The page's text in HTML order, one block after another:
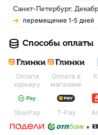
Санкт-Петербург,
Перемещение 1-5 дней
Способы оплаты
Оплата
курьеру
Оплата в
магазине
SberPay T-Pay